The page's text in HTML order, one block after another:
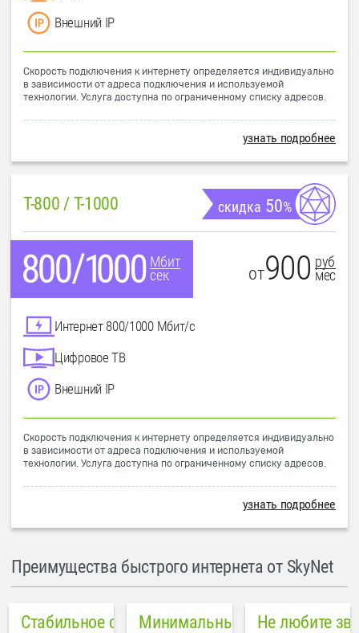
Внешний IP
Скорость подключения к интернету определяется индивидуально
в зависимости от адреса подключения и используемой
технологии. Услуга доступна по ограниченному списку адресов.
узнать подробнее
T-800 / T-1000 скидка 50%
Мбит
сек
от900 руб
мес
Интернет 800/1000 Мбит/с
Цифровое ТВ
Внешний IP
Скорость подключения к интернету определяется индивидуально
в зависимости от адреса подключения и используемой
технологии. Услуга доступна по ограниченному списку адресов.
узнать подробнее
Преимущества быстрого интернета от SkyNet
Стабильное соединениеМинимальный пинг в городе
Не любите